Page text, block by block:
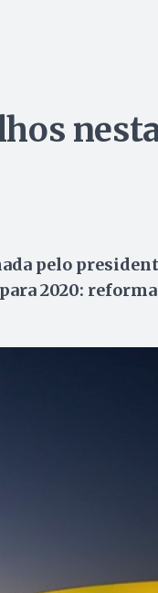
pelo
2020: